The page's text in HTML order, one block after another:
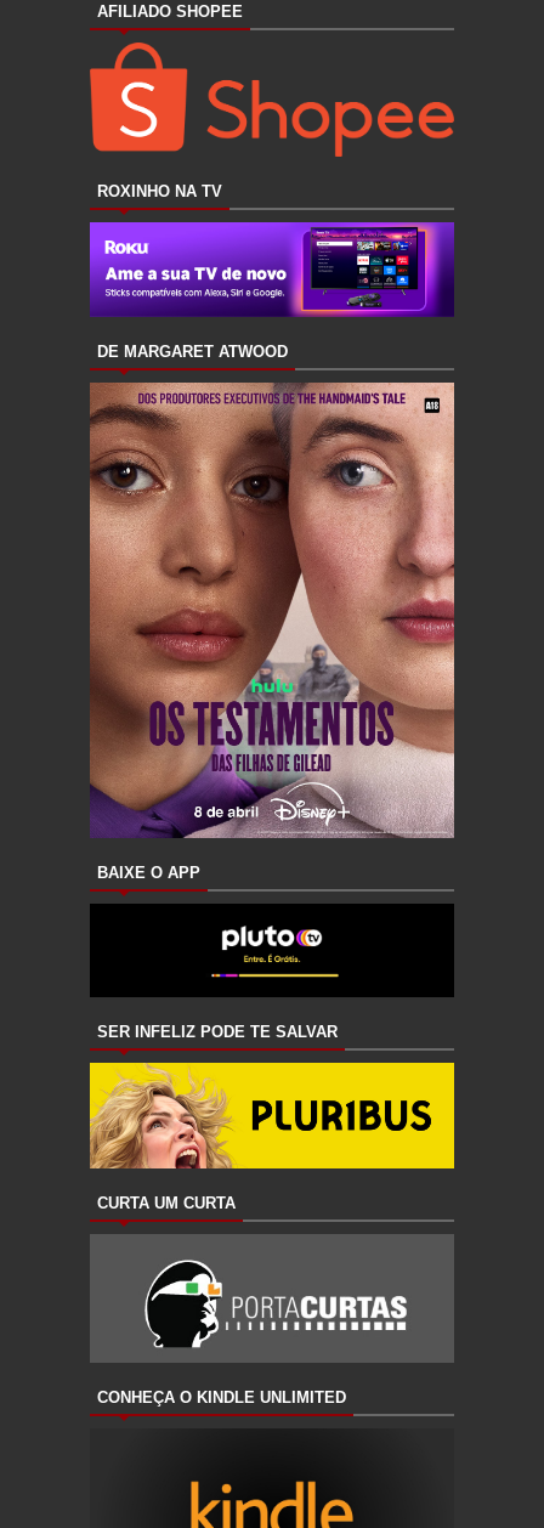
AFILIADO SHOPEE
ROXINHO NA TV
DE MARGARET ATWOOD
BAIXE O APP
SER INFELIZ PODE TE SALVAR
CURTA UM CURTA
CONHEÇA O KINDLE UNLIMITED